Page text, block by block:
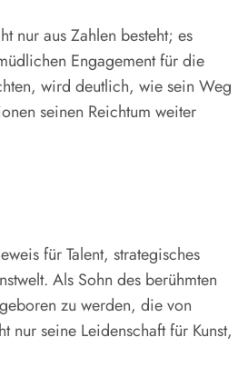
nur aus Zahlen besteht; es
Engagement für die
wird deutlich, wie sein Weg
seinen Reichtum weiter
für Talent, strategisches
Als Sohn des berühmten
zu werden, die von
nur seine Leidenschaft für Kunst,